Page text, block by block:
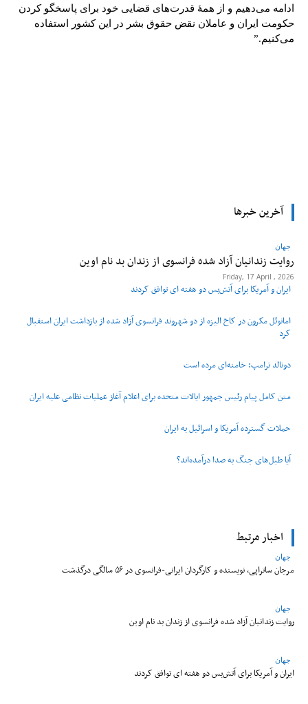
ادامه می‌دهیم و از همۀ قدرت‌های قضایی خود برای پاسخگو کردن
حکومت ایران و عاملان نقض حقوق بشر در این کشور استفاده
می‌کنیم.”
آخرین خبرها
جهان
روایت زندانیان آزاد شده فرانسوی از زندان ‌بد نام اوین
Friday, 17 April , 2026
ایران و آمریکا برای آتش‌بس دو هفته‌ ای توافق کردند
امانوئل مکرون در کاخ الیزه از دو شهروند فرانسوی آزاد شده از بازداشت ایران استقبال
کرد
دونالد ترامپ: خامنه‌ای مرده است
متن کامل پیام رئیس جمهور ایالات متحده برای اعلام آغاز عملیات نظامی علیه ایران
حملات گسترده آمریکا و اسرائیل به ایران
آیا طبل‌های جنگ به صدا درآمده‌اند؟
اخبار مرتبط
جهان
مرجان ساتراپی، نویسنده و کارگردان ایرانی-فرانسوی در ۵۶ سالگی درگذشت
جهان
روایت زندانیان آزاد شده فرانسوی از زندان ‌بد نام اوین
جهان
ایران و آمریکا برای آتش‌بس دو هفته‌ ای توافق کردند